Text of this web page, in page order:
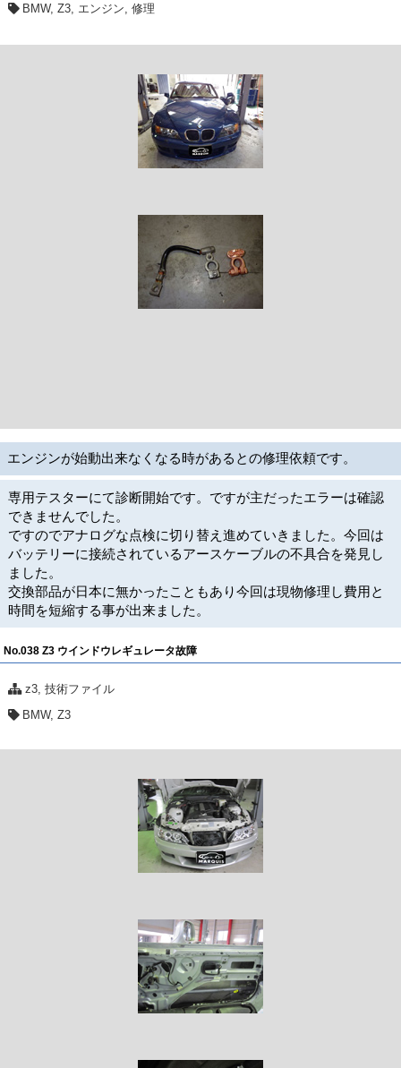
BMW,Z3, エンジン,修理
エンジンが始動出来なくなる時があるとの修理依頼です。
専用テスターにて診断開始です。ですが主だったエラーは確認
できませんでした。
ですのでアナログな点検に切り替え進めていきました。今回は
バッテリーに接続されているアースケーブルの不具合を発見し
ました。
交換部品が日本に無かったこともあり今回は現物修理し費用と
時間を短縮する事が出来ました。
No.038 Z3 ウインドウレギュレータ故障
z3 ,技術ファイル
BMW,Z3